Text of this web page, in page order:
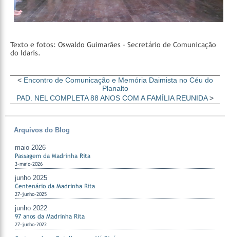
Texto e fotos: Oswaldo Guimarães – Secretário de Comunicação
do Idaris.
< Encontro de Comunicação e Memória Daimista no Céu do
Planalto
PAD. NEL COMPLETA 88 ANOS COM A FAMÍLIA REUNIDA>
Arquivos do Blog
maio 2026
Passagem da Madrinha Rita
3-maio-2026
junho 2025
Centenário da Madrinha Rita
27-junho-2025
junho 2022
97 anos da Madrinha Rita
27-junho-2022